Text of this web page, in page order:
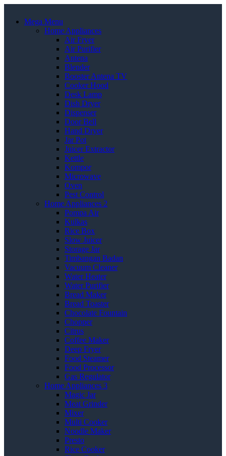
Mega Menu
Home Appliances
Air Fryer
Air Purifier
Antena
Blender
Booster Antena TV
Cooker Hood
Desk Lamp
Dish Dryer
Dispenser
Door Bell
Hand Dryer
Jar Pot
Juicer Extractor
Kettle
Kompor
Microwave
Oven
Pest Control
Home Appliances 2
Pompa Air
Kulkas
Rice Box
Slow Juicer
Storage Jar
Timbangan Badan
Vacuum Cleaner
Water Heater
Water Purifier
Bread Maker
Bread Toaster
Chocolate Fountain
Chopper
Citrus
Coffee Maker
Deep Fryer
Food Steamer
Food Processor
Gas Regulator
Home Appliances 3
Magic Jar
Meat Grinder
Mixer
Multi Cooker
Noodle Maker
Presto
Rice Cooker